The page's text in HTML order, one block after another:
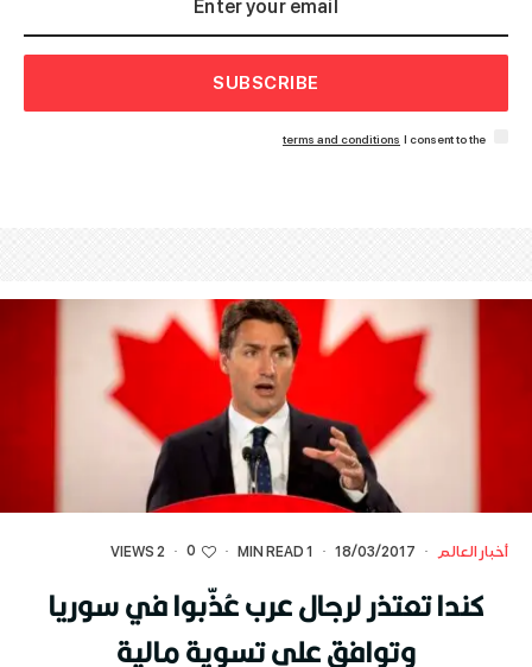
SUBSCRIBE
I consent to the
terms and conditions
أخبار العالم ·
18/03/2017
·
1 MIN READ
·
0
·
2 VIEWS
كندا تعتذر لرجال عرب عُذّبوا في سوريا
وتوافق على تسوية مالية